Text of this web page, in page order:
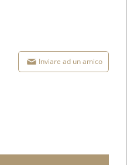
Inviare ad un amico